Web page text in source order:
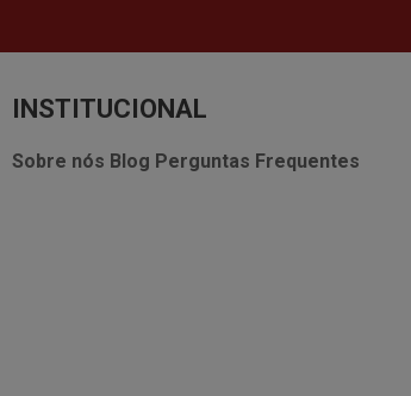
INSTITUCIONAL
Sobre nós Blog Perguntas Frequentes